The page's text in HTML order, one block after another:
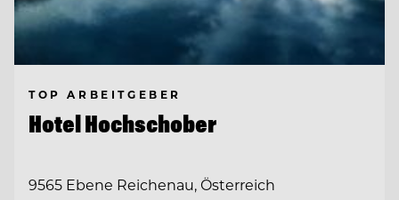
TOP ARBEITGEBER
Hotel Hochschober
9565 Ebene Reichenau, Österreich